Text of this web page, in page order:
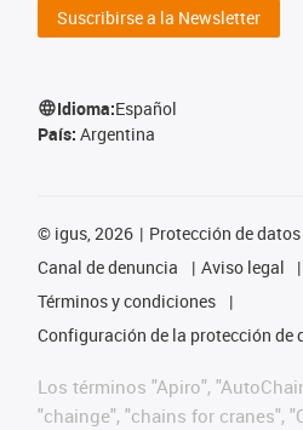
Suscribirse a la Newsletter
Idioma:Español
País: Argentina
© igus, 2026 Protección de datos
Canal de denuncia
Aviso legal
Términos y condiciones
Configuración de la protección de
Los términos "Apiro",
"chainge", "chains for cranes",